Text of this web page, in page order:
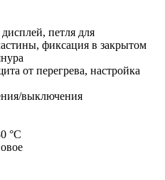
дисплей, петля для
фиксация в закрытом
от перегрева, настройка
выключения
°С